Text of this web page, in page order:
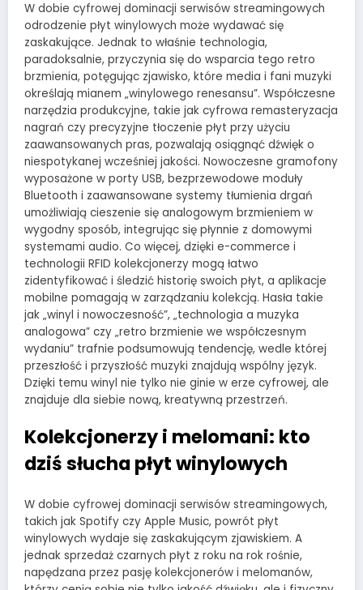
W dobie cyfrowej dominacji serwisów streamingowych
odrodzenie płyt winylowych może wydawać się
zaskakujące. Jednak to właśnie technologia,
paradoksalnie, przyczynia się do wsparcia tego retro
brzmienia, potęgując zjawisko, które media i fani muzyki
określają mianem „winylowego renesansu”. Współczesne
narzędzia produkcyjne, takie jak cyfrowa remasteryzacja
nagrań czy precyzyjne tłoczenie płyt przy użyciu
zaawansowanych pras, pozwalają osiągnąć dźwięk o
niespotykanej wcześniej jakości. Nowoczesne gramofony
wyposażone w porty USB, bezprzewodowe moduły
Bluetooth i zaawansowane systemy tłumienia drgań
umożliwiają cieszenie się analogowym brzmieniem w
wygodny sposób, integrując się płynnie z domowymi
systemami audio. Co więcej, dzięki e-commerce i
technologii RFID kolekcjonerzy mogą łatwo
zidentyfikować i śledzić historię swoich płyt, a aplikacje
mobilne pomagają w zarządzaniu kolekcją. Hasła takie
jak „winyl i nowoczesność”, „technologia a muzyka
analogowa” czy „retro brzmienie we współczesnym
wydaniu” trafnie podsumowują tendencję, wedle której
przeszłość i przyszłość muzyki znajdują wspólny język.
Dzięki temu winyl nie tylko nie ginie w erze cyfrowej, ale
znajduje dla siebie nową, kreatywną przestrzeń.
Kolekcjonerzy i melomani: kto
dziś słucha płyt winylowych
W dobie cyfrowej dominacji serwisów streamingowych,
takich jak Spotify czy Apple Music, powrót płyt
winylowych wydaje się zaskakującym zjawiskiem. A
jednak sprzedaż czarnych płyt z roku na rok rośnie,
napędzana przez pasję kolekcjonerów i melomanów,